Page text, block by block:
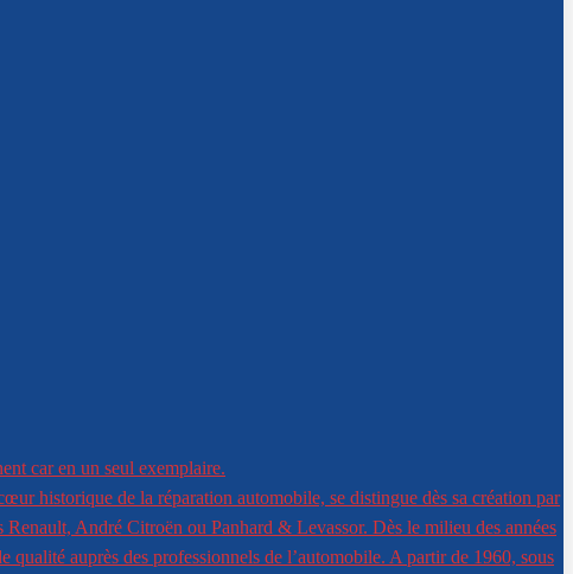
car en un seul exemplaire.
historique de la réparation automobile, se distingue dès sa création par
André Citroën ou Panhard & Levassor. Dès le milieu des années
qualité auprès des professionnels de l’automobile. A partir de 1960, sous